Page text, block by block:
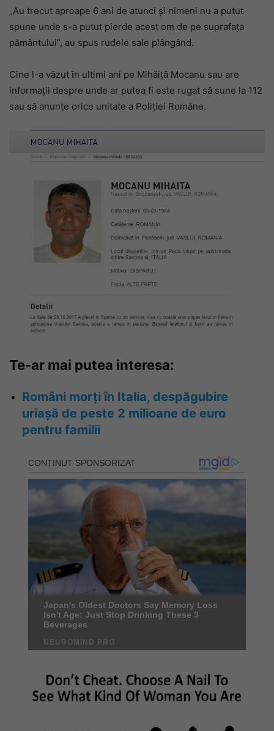
„Au trecut aproape 6 ani de atunci și nimeni nu a putut
spune unde s-a putut pierde acest om de pe suprafața
pământului”, au spus rudele sale plângând.
Cine l-a văzut în ultimi ani pe Mihăiță Mocanu sau are
informații despre unde ar putea fi este rugat să sune la 112
sau să anunțe orice unitate a Poliției Române.
Te-ar mai putea interesa:
Români morți în Italia, despăgubire
uriașă de peste 2 milioane de euro
pentru familii